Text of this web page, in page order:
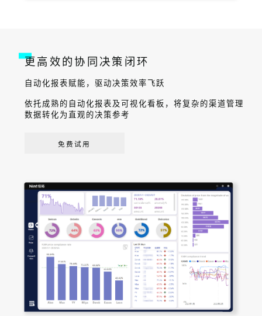
更高效的协同决策闭环
自动化报表赋能，驱动决策效率飞跃
依托成熟的自动化报表及可视化看板，将复杂的渠道管理
数据转化为直观的决策参考
免费试用